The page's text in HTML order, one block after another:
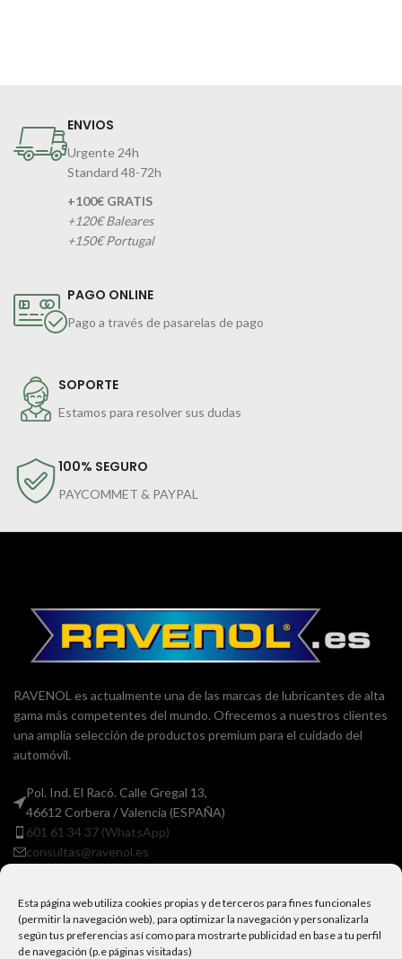
Esta página web utiliza cookies propias y de terceros para fines funcionales
(permitir la navegación web), para optimizar la navegación y personalizarla
según tus preferencias así como para mostrarte publicidad en base a tu perfil
de navegación (p.e páginas visitadas)
ENVIOS
Urgente 24h
Standard 48-72h
+100€ GRATIS
+120€ Baleares
+150€ Portugal
PAGO ONLINE
Pago a través de pasarelas de pago
SOPORTE
Estamos para resolver sus dudas
100% SEGURO
PAYCOMMET & PAYPAL
RAVENOL es actualmente una de las marcas de lubricantes de alta
gama más competentes del mundo. Ofrecemos a nuestros clientes
una amplia selección de productos premium para el cuidado del
automóvil.
Pol. Ind. El Racó. Calle Gregal 13,
46612 Corbera / Valencia (ESPAÑA)
601 61 34 37 (WhatsApp)
consultas@ravenol.es